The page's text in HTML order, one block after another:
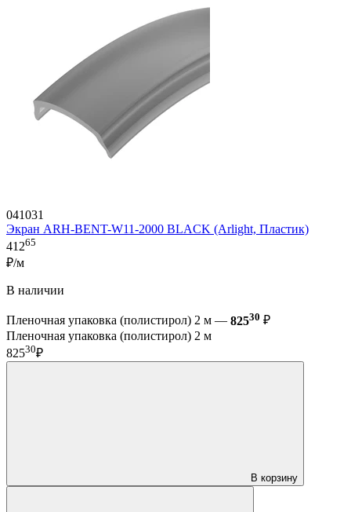
041031
Экран ARH-BENT-W11-2000 BLACK (Arlight, Пластик)
41265
₽/м
В наличии
Пленочная упаковка (полистирол) 2 м — 82530 ₽
Пленочная упаковка (полистирол) 2 м
82530₽
В корзину